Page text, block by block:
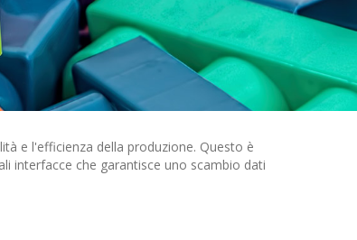
e l'efficienza della produzione. Questo è
interfacce che garantisce uno scambio dati